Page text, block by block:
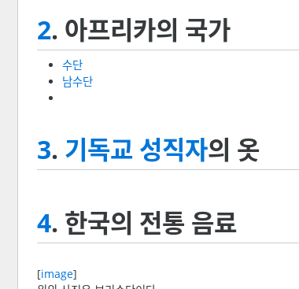
2. 아프리카의 국가
수단
남수단
3. 기독교 성직자의 옷
4. 한국의 전통 음료
[image]